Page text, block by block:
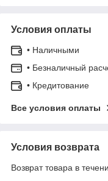
Условия оплаты
• Наличными
• Безналичный
• Кредитование
Все условия оплаты
Условия возврата
Возврат товара в